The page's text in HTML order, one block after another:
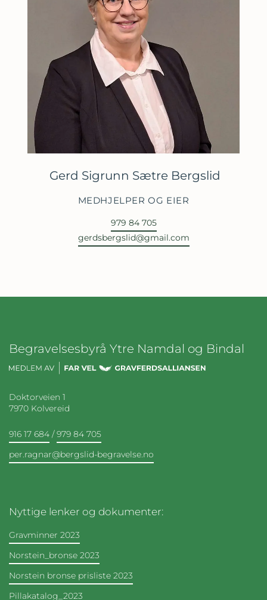
Gerd Sigrunn Sætre Bergslid
MEDHJELPER OG EIER
979 84 705
gerdsbergslid@gmail.com
Begravelsesbyrå Ytre Namdal og Bindal
Doktorveien 1
7970 Kolvereid
916 17 684 /979 84 705
per.ragnar@bergslid-begravelse.no
Nyttige lenker og dokumenter:
Gravminner 2023
Norstein_bronse 2023
Norstein bronse prisliste 2023
Pillakatalog_2023